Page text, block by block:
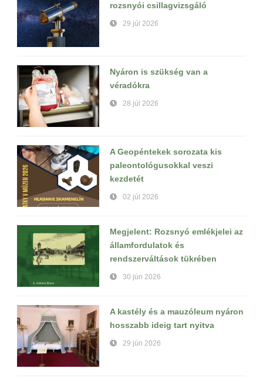
rozsnyói csillagvizsgáló
29 júl 2026
Nyáron is szükség van a
véradókra
28 júl 2026
A Geopéntekek sorozata kis
paleontológusokkal veszi
kezdetét
02 júl 2026
Megjelent: Rozsnyó emlékjelei az
államfordulatok és
rendszerváltások tükrében
30 jún 2026
A kastély és a mauzóleum nyáron
hosszabb ideig tart nyitva
29 jún 2026